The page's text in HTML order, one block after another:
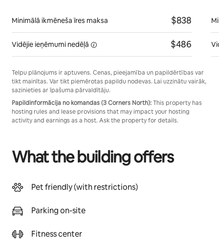
Minimālā ikmēneša īres maksa $838
Vidējie ieņēmumi nedēļā $486
Telpu plānojums ir aptuvens. Cenas, pieejamība un papildērtības var
tikt mainītas. Var tikt piemērotas papildu nodevas. Lai uzzinātu vairāk,
sazinieties ar īpašuma pārvaldītāju.
Papildinformācija no komandas (3 Corners North):This property has
hosting rules and lease provisions that may impact your hosting
activity and earnings as a host. Ask the property for details.
What the building offers
Pet friendly (with restrictions)
Parking on-site
Fitness center